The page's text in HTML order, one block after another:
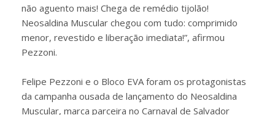
não aguento mais! Chega de remédio tijolão!
Neosaldina Muscular chegou com tudo: comprimido
menor, revestido e liberação imediata!”, afirmou
Pezzoni.
Felipe Pezzoni e o Bloco EVA foram os protagonistas
da campanha ousada de lançamento do Neosaldina
Muscular, marca parceira no Carnaval de Salvador